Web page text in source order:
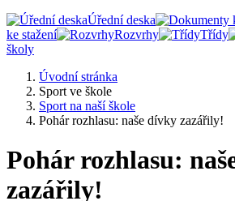
Úřední deska
ke stažení
Rozvrhy Třídy
školy
Úvodní stránka
Sport ve škole
Sport na naší škole
Pohár rozhlasu: naše dívky zazářily!
Pohár rozhlasu:
zazářily!